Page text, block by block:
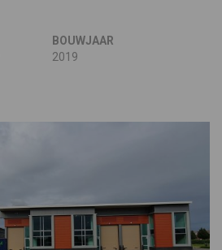
BOUWJAAR
2019